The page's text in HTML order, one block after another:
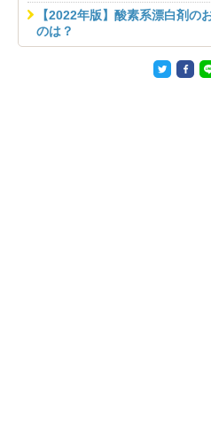
【2022年版】酸素系漂白剤の
のは？